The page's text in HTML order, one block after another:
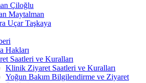
Çiloğlu
Maytalman
Uçar Taşkaya
Hakları
Saatleri ve Kuralları
Klinik Ziyaret Saatleri ve Kuralları
Yoğun Bakım Bilgilendirme ve Ziyaret